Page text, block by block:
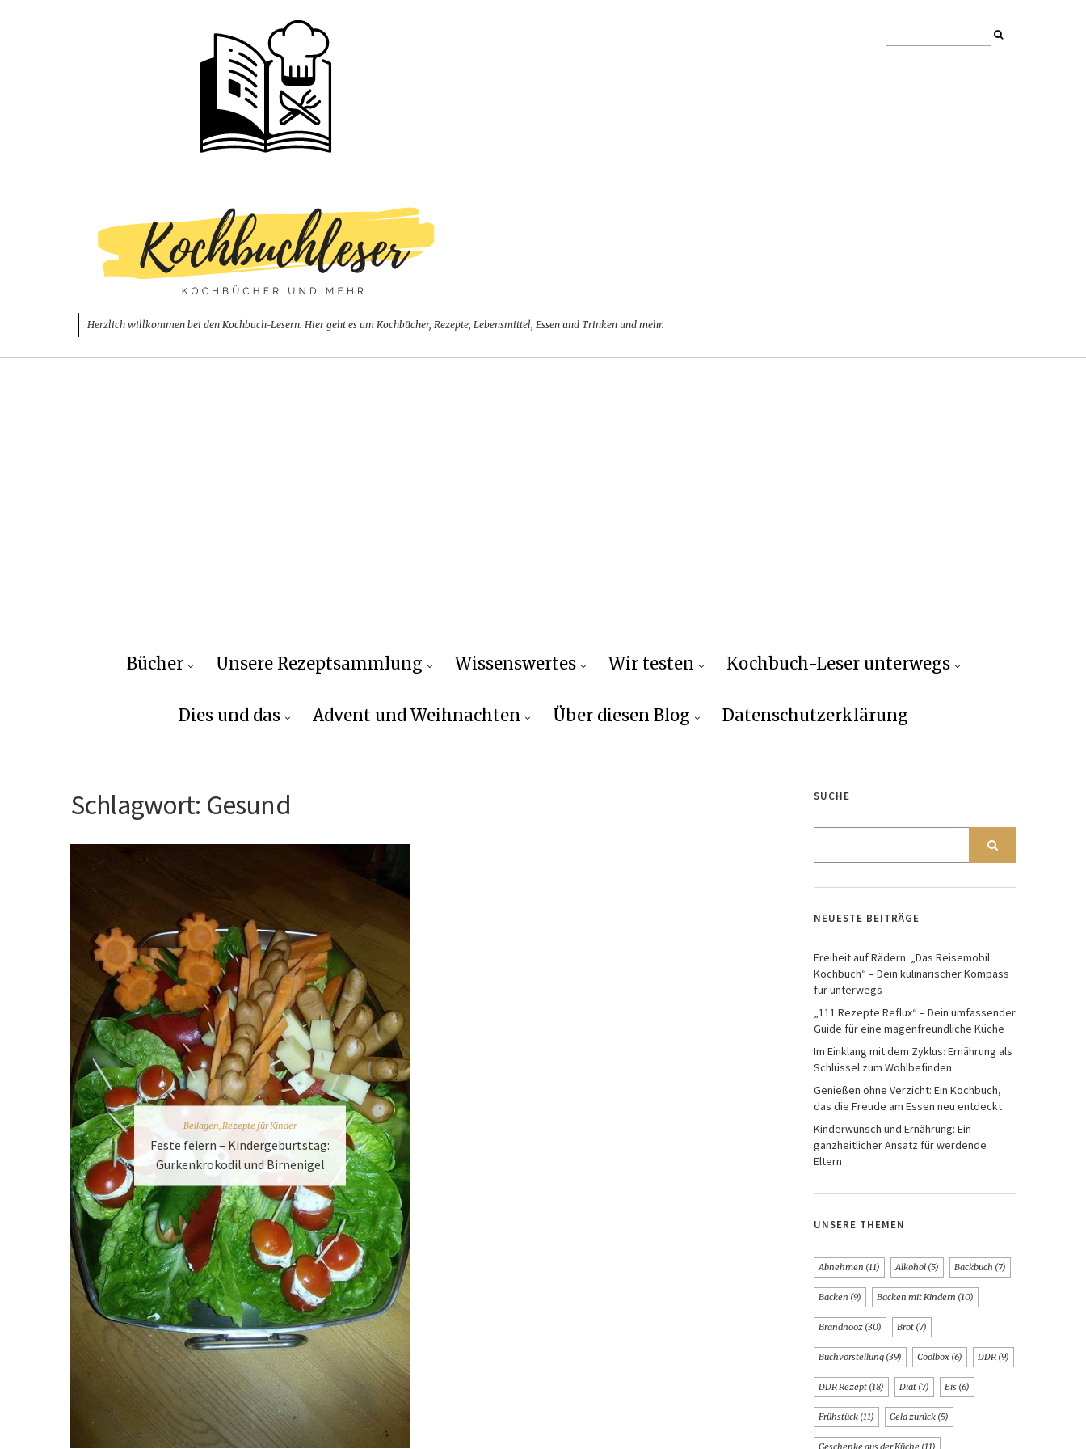
Herzlich willkommen bei den Kochbuch-Lesern. Hier geht es um Kochbücher, Rezepte, Lebensmittel, Essen und Trinken und mehr.
Bücher Unsere Rezeptsammlung Wissenswertes Wir testen Kochbuch-Leser unterwegs
Dies und das Advent und Weihnachten Über diesen Blog Datenschutzerklärung
Schlagwort: Gesund
Beilagen,Rezepte für Kinder
Feste feiern – Kindergeburtstag:
Gurkenkrokodil und Birnenigel
SUCHE
NEUESTE BEITRÄGE
Freiheit auf Rädern: „Das Reisemobil
Kochbuch“ – Dein kulinarischer Kompass
für unterwegs
„111 Rezepte Reflux“ – Dein umfassender
Guide für eine magenfreundliche Küche
Im Einklang mit dem Zyklus: Ernährung als
Schlüssel zum Wohlbefinden
Genießen ohne Verzicht: Ein Kochbuch,
das die Freude am Essen neu entdeckt
Kinderwunsch und Ernährung: Ein
ganzheitlicher Ansatz für werdende
Eltern
UNSERE THEMEN
Abnehmen (11) Alkohol (5) Backbuch (7)
Backen (9) Backen mit Kindern (10)
Brandnooz (30) Brot (7)
Buchvorstellung (39) Coolbox (6) DDR (9)
DDR Rezept (18) Diät (7) Eis (6)
Frühstück (11) Geld zurück (5)
Geschenke aus der Küche (11)